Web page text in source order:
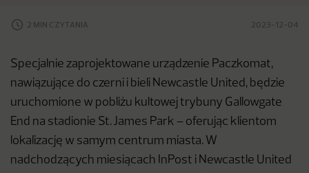
2 MIN CZYTANIA 2023-12-04
Specjalnie zaprojektowane urządzenie Paczkomat,
nawiązujące do czerni i bieli Newcastle United, będzie
uruchomione w pobliżu kultowej trybuny Gallowgate
End na stadionie St. James Park – oferując klientom
lokalizację w samym centrum miasta. W
nadchodzących miesiącach InPost i Newcastle United